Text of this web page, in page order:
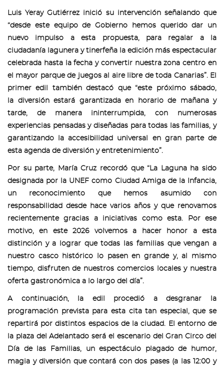
Luis Yeray Gutiérrez inició su intervención señalando que
“desde este equipo de Gobierno hemos querido dar un
nuevo impulso a esta propuesta, para regalar a la
ciudadanía lagunera y tinerfeña la edición más espectacular
celebrada hasta la fecha y convertir nuestra zona centro en
el mayor parque de juegos al aire libre de toda Canarias”. El
primer edil también destacó que “este próximo sábado,
la diversión estará garantizada en horario de mañana y
tarde, de manera ininterrumpida, con numerosas
experiencias pensadas y diseñadas para todas las familias, y
garantizando la accesibilidad universal en gran parte de
esta agenda de diversión y entretenimiento”.
Por su parte, María Cruz recordó que “La Laguna ha sido
designada por la UNEF como Ciudad Amiga de la Infancia,
un reconocimiento que hemos asumido con
responsabilidad desde hace varios años y que renovamos
recientemente gracias a iniciativas como esta. Por ese
motivo, en este 2026 volvemos a hacer honor a esta
distinción y a lograr que todas las familias que vengan a
nuestro casco histórico lo pasen en grande y, al mismo
tiempo, disfruten de nuestros comercios locales y nuestra
oferta gastronómica a lo largo del día”.
A continuación, la edil procedió a desgranar la
programación prevista para esta cita tan especial, que se
repartirá por distintos espacios de la ciudad. El entorno de
la plaza del Adelantado será el escenario del Gran Circo del
Día de las Familias, un espectáculo plagado de humor,
magia y diversión que contará con dos pases (a las 12:00 y